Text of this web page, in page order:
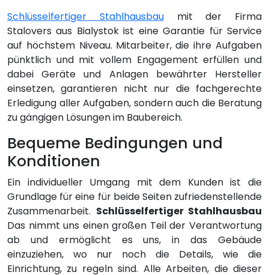
Schlüsselfertiger Stahlhausbaumit der Firma
Stalovers aus Bialystok ist eine Garantie für Service
auf höchstem Niveau. Mitarbeiter, die ihre Aufgaben
pünktlich und mit vollem Engagement erfüllen und
dabei Geräte und Anlagen bewährter Hersteller
einsetzen, garantieren nicht nur die fachgerechte
Erledigung aller Aufgaben, sondern auch die Beratung
zu gängigen Lösungen im Baubereich.
Bequeme Bedingungen und
Konditionen
Ein individueller Umgang mit dem Kunden ist die
Grundlage für eine für beide Seiten zufriedenstellende
Zusammenarbeit. Schlüsselfertiger Stahlhausbau
Das nimmt uns einen großen Teil der Verantwortung
ab und ermöglicht es uns, in das Gebäude
einzuziehen, wo nur noch die Details, wie die
Einrichtung, zu regeln sind. Alle Arbeiten, die dieser